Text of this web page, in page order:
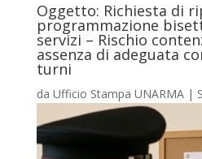
Oggetto: Richiesta di
programmazione
servizi – Rischio
assenza di adeguata
turni
da Ufficio Stampa UNARMA|